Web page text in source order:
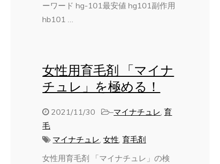
ーワード hg-101最安値 hg101副作用
hb101 …
女性用育毛剤 「マイナ
チュレ」を極める！
2021/11/30 –マイナチュレ,育
毛
マイナチュレ,女性,育毛剤
女性用育毛剤 「マイナチュレ」の検